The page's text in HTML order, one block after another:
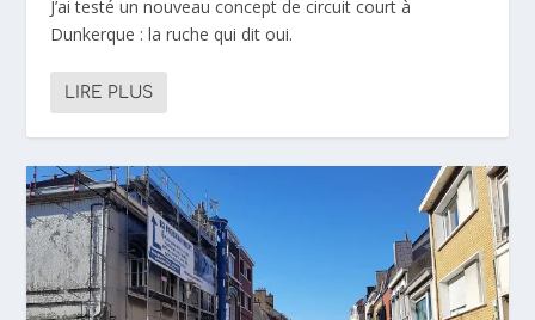
J’ai testé un nouveau concept de circuit court à
Dunkerque : la ruche qui dit oui.
LIRE PLUS